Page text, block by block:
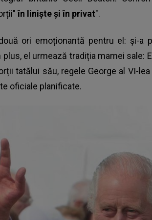
în liniște și în privat".
ori emoționantă pentru el: și-a
plus, el urmează tradiția mamei sale:
tatălui său, regele George al VI-
oficiale planificate.